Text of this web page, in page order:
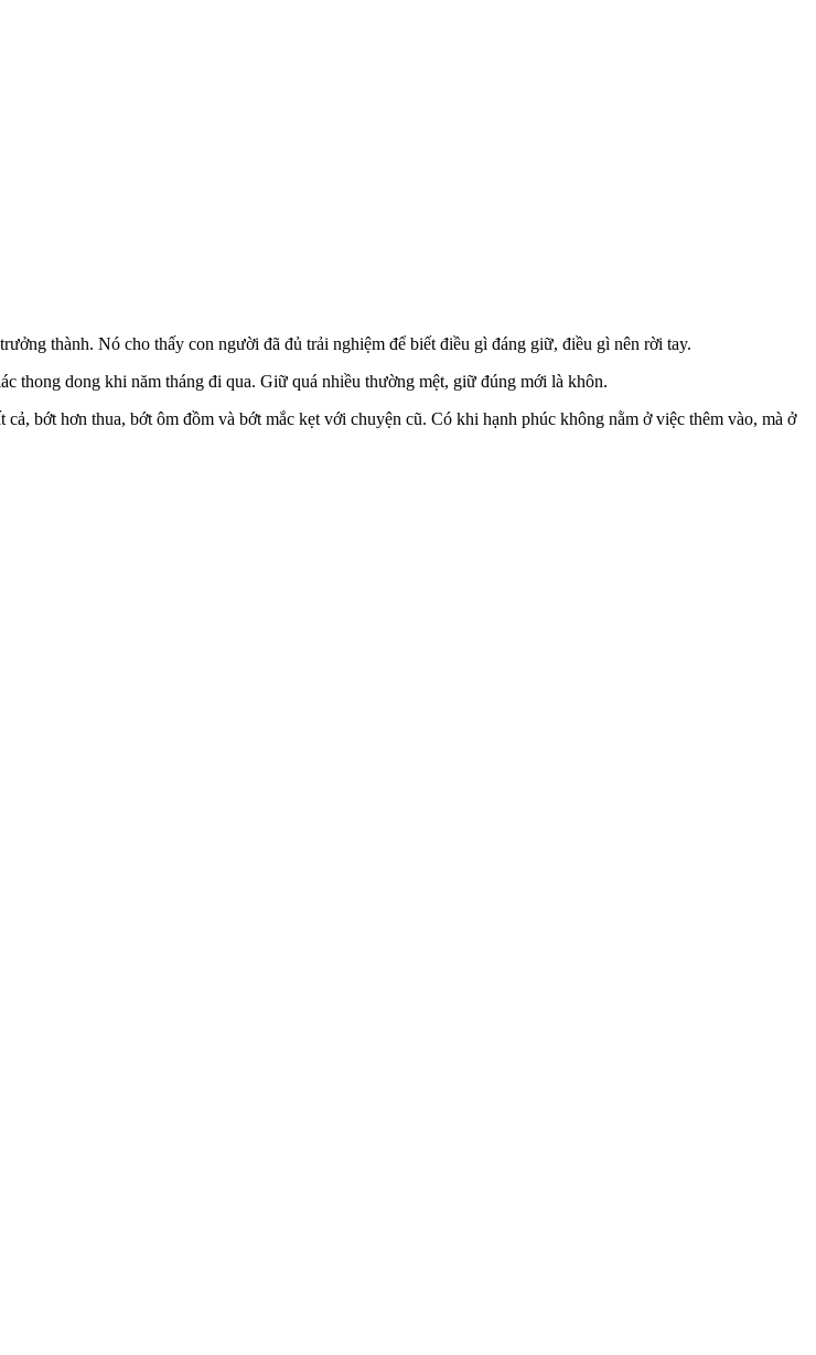
thành. Nó cho thấy con người đã đủ trải nghiệm để biết điều gì đáng giữ, điều gì nên rời tay.
thong dong khi năm tháng đi qua. Giữ quá nhiều thường mệt, giữ đúng mới là khôn.
bớt hơn thua, bớt ôm đồm và bớt mắc kẹt với chuyện cũ. Có khi hạnh phúc không nằm ở việc thêm vào, mà ở